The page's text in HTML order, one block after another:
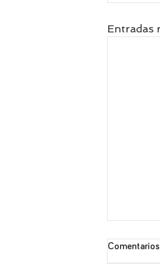
Entradas
Comentarios